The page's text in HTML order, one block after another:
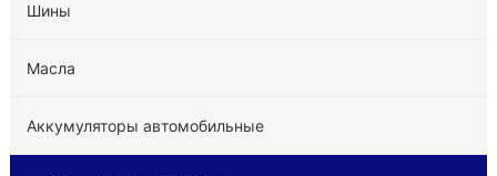
Шины
Масла
Аккумуляторы автомобильные